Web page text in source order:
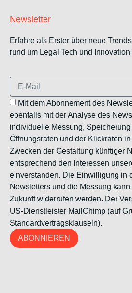
Newsletter
Erfahre als Erster über neue
rund um Legal Tech und Innovation
Mit dem Abonnement des
ebenfalls mit der Analyse des
individuelle Messung,
Öffnungsraten und der Klickraten
Zwecken der Gestaltung künftiger
entsprechend den Interessen
einverstanden. Die Einwilligung in
Newsletters und die Messung
Zukunft widerrufen werden. Der
US-Dienstleister MailChimp (auf
Standardvertragsklauseln).
ABONNIEREN